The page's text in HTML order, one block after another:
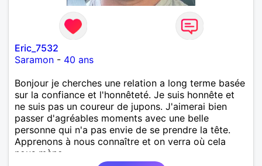
Eric_7532
Saramon - 40 ans
Bonjour je cherches une relation a long terme basée
sur la confiance et l'honnêteté. Je suis honnête et
ne suis pas un coureur de jupons. J'aimerai bien
passer d'agréables moments avec une belle
personne qui n'a pas envie de se prendre la tête.
Apprenons à nous connaître et on verra où cela
nous mène...